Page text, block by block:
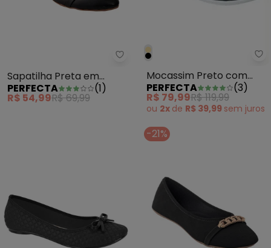
Perfecta - Sapatilha Preta em
Sapatilha Preta em
Sintético
PERFECTA (1)
R$ 54,99R$ 69,99
Mocassim Preto com
Detalhe de Perfuros
PERFECTA (3)
R$ 79,99R$ 119,99
ou 2x de R$ 39,99 sem juros
-21%